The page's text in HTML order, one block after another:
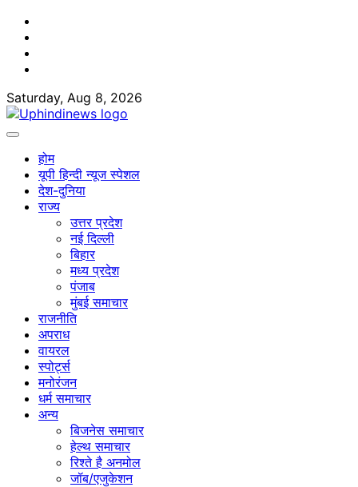
Skip
content
Saturday, Aug 8, 2026
होम
यूपी हिन्दी न्यूज स्पेशल
देश-दुनिया
राज्य
उत्तर प्रदेश
नई दिल्ली
बिहार
मध्य प्रदेश
पंजाब
मुंबई समाचार
राजनीति
अपराध
वायरल
स्पोर्ट्स
मनोरंजन
धर्म समाचार
अन्य
बिजनेस समाचार
हेल्थ समाचार
रिश्ते है अनमोल
जॉब/एजुकेशन